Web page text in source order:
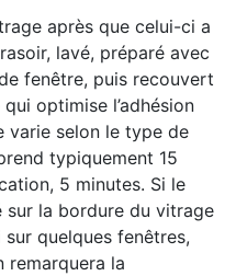
après que celui-ci a
lavé, préparé avec
fenêtre, puis recouvert
optimise l’adhésion
varie selon le type de
typiquement 15
5 minutes. Si le
sur la bordure du vitrage
quelques fenêtres,
remarquera la